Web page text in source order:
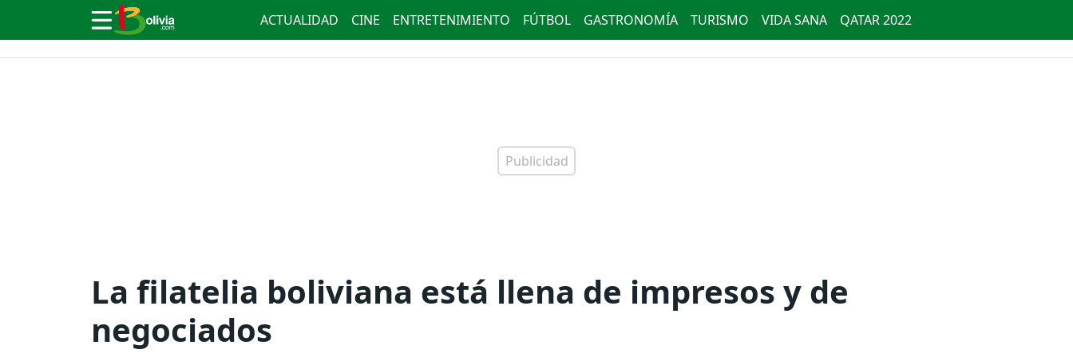
ACTUALIDAD CINE ENTRETENIMIENTO FÚTBOL GASTRONOMÍA TURISMO VIDA SANA QATAR 2022
La filatelia boliviana está llena de impresos y de
negociados